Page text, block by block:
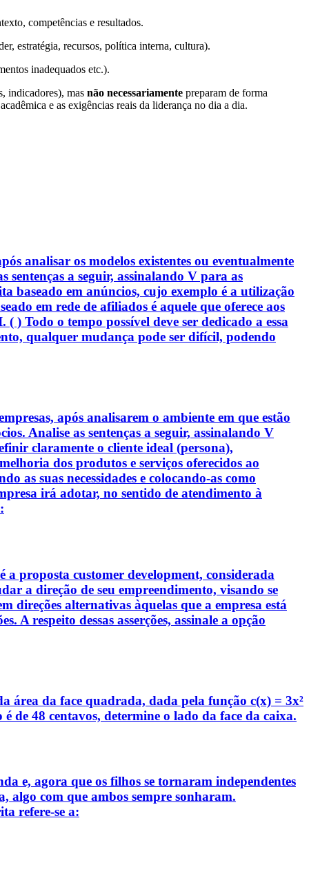
competências e resultados.
estratégia, recursos, política interna, cultura).
inadequados etc.).
indicadores), mas não necessariamente preparam de forma
e as exigências reais da liderança no dia a dia.
analisar os modelos existentes ou eventualmente
sentenças a seguir, assinalando V para as
baseado em anúncios, cujo exemplo é a utilização
em rede de afiliados é aquele que oferece aos
) Todo o tempo possível deve ser dedicado a essa
qualquer mudança pode ser difícil, podendo
após analisarem o ambiente em que estão
Analise as sentenças a seguir, assinalando V
claramente o cliente ideal (persona),
dos produtos e serviços oferecidos ao
as suas necessidades e colocando-as como
irá adotar, no sentido de atendimento à
a proposta customer development, considerada
a direção de seu empreendimento, visando se
direções alternativas àquelas que a empresa está
A respeito dessas asserções, assinale a opção
área da face quadrada, dada pela função c(x) = 3x²
de 48 centavos, determine o lado da face da caixa.
e, agora que os filhos se tornaram independentes
algo com que ambos sempre sonharam.
refere-se a: